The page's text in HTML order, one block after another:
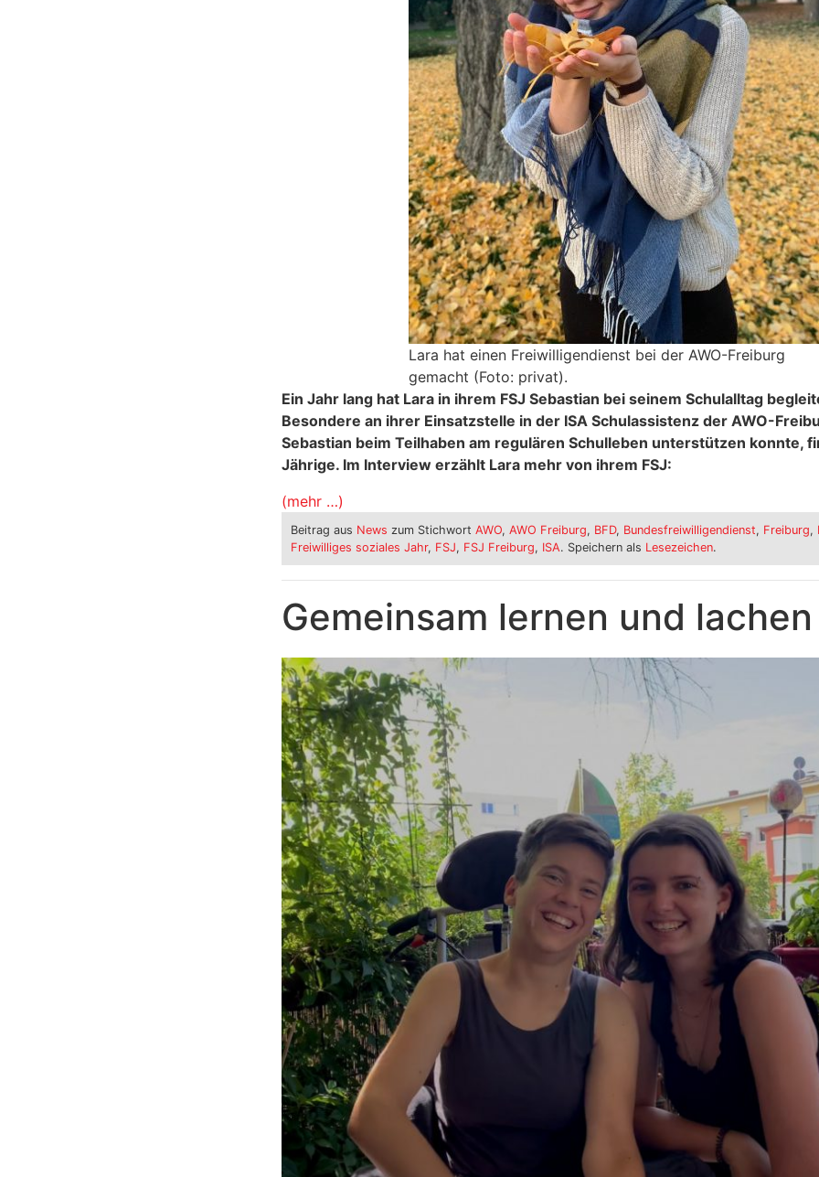
Lara hat einen Freiwilligendienst bei der AWO-Freiburg
gemacht (Foto: privat).
Ein Jahr lang hat Lara in ihrem FSJ Sebastian bei seinem Schulalltag
Besondere an ihrer Einsatzstelle in der ISA Schulassistenz der AWO-
Sebastian beim Teilhaben am regulären Schulleben unterstützen konnte,
Jährige. Im Interview erzählt Lara mehr von ihrem FSJ:
(mehr …)
Beitrag aus News zum Stichwort AWO, AWO Freiburg, BFD, Bundesfreiwilligendienst, Freiburg,
Freiwilliges soziales Jahr, FSJ, FSJ Freiburg, ISA. Speichern als Lesezeichen.
Gemeinsam lernen und lachen